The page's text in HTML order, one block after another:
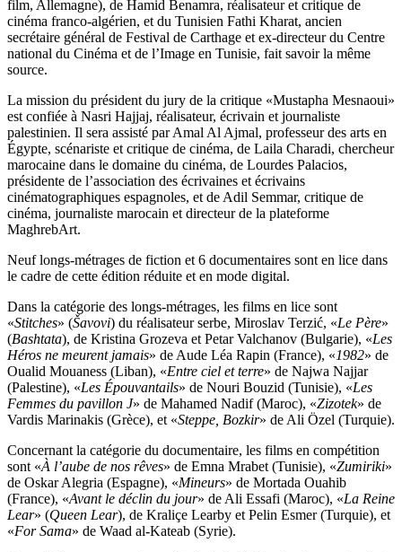
film, Allemagne), de Hamid Benamra, réalisateur et critique de
cinéma franco-algérien, et du Tunisien Fathi Kharat, ancien
secrétaire général de Festival de Carthage et ex-directeur du Centre
national du Cinéma et de l’Image en Tunisie, fait savoir la même
source.
La mission du président du jury de la critique «Mustapha Mesnaoui»
est confiée à Nasri Hajjaj, réalisateur, écrivain et journaliste
palestinien. Il sera assisté par Amal Al Ajmal, professeur des arts en
Égypte, scénariste et critique de cinéma, de Laila Charadi, chercheur
marocaine dans le domaine du cinéma, de Lourdes Palacios,
présidente de l’association des écrivaines et écrivains
cinématographiques espagnoles, et de Adil Semmar, critique de
cinéma, journaliste marocain et directeur de la plateforme
MaghrebArt.
Neuf longs-métrages de fiction et 6 documentaires sont en lice dans
le cadre de cette édition réduite et en mode digital.
Dans la catégorie des longs-métrages, les films en lice sont
«Stitches» (Šavovi) du réalisateur serbe, Miroslav Terzić, «Le Père»
(Bashtata), de Kristina Grozeva et Petar Valchanov (Bulgarie), «Les
Héros ne meurent jamais» de Aude Léa Rapin (France), «1982» de
Oualid Mouaness (Liban), «Entre ciel et terre» de Najwa Najjar
(Palestine), «Les Épouvantails» de Nouri Bouzid (Tunisie), «Les
Femmes du pavillon J» de Mahamed Nadif (Maroc), «Zizotek» de
Vardis Marinakis (Grèce), et «Steppe, Bozkir» de Ali Özel (Turquie).
Concernant la catégorie du documentaire, les films en compétition
sont «À l’aube de nos rêves» de Emna Mrabet (Tunisie), «Zumiriki»
de Oskar Alegria (Espagne), «Mineurs» de Mortada Ouahib
(France), «Avant le déclin du jour» de Ali Essafi (Maroc), «La Reine
Lear» (Queen Lear), de Kraliçe Learby et Pelin Esmer (Turquie), et
«For Sama» de Waad al-Kateab (Syrie).